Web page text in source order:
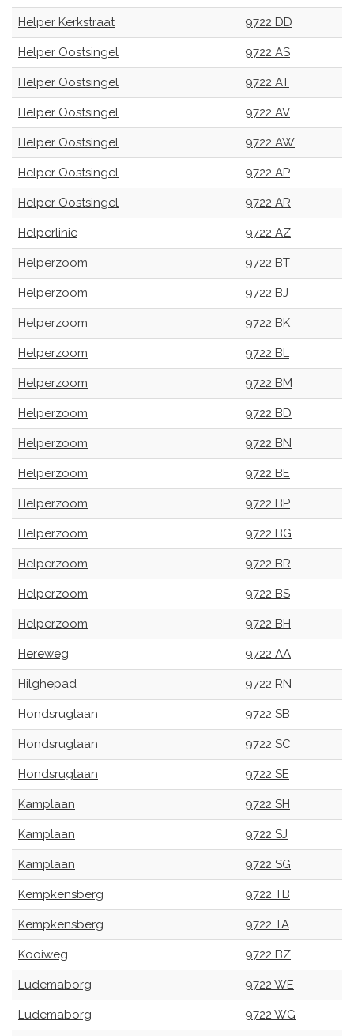
Helper Kerkstraat 9722 DD
Helper Oostsingel 9722 AS
Helper Oostsingel 9722 AT
Helper Oostsingel 9722 AV
Helper Oostsingel 9722 AW
Helper Oostsingel 9722 AP
Helper Oostsingel 9722 AR
Helperlinie 9722 AZ
Helperzoom 9722 BT
Helperzoom 9722 BJ
Helperzoom 9722 BK
Helperzoom 9722 BL
Helperzoom 9722 BM
Helperzoom 9722 BD
Helperzoom 9722 BN
Helperzoom 9722 BE
Helperzoom 9722 BP
Helperzoom 9722 BG
Helperzoom 9722 BR
Helperzoom 9722 BS
Helperzoom 9722 BH
Hereweg 9722 AA
Hilghepad 9722 RN
Hondsruglaan 9722 SB
Hondsruglaan 9722 SC
Hondsruglaan 9722 SE
Kamplaan 9722 SH
Kamplaan 9722 SJ
Kamplaan 9722 SG
Kempkensberg 9722 TB
Kempkensberg 9722 TA
Kooiweg 9722 BZ
Ludemaborg 9722 WE
Ludemaborg 9722 WG